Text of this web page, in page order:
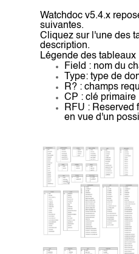
Watchdoc v5.4.x
suivantes.
Cliquez sur l'une des
description.
Légende des tableaux
Field : nom du
Type: type de
R? : champs
CP : clé primaire
RFU : Reserved
en vue d'un